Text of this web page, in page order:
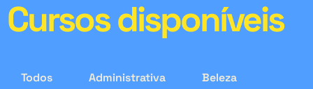
Cursos disponíveis
Todos Administrativa Beleza